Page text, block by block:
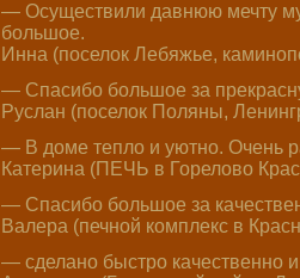
— Осуществили давнюю мечту
большое.
Инна (поселок Лебяжье,
— Спасибо большое за
Руслан (поселок Поляны,
— В доме тепло и уютно. Очень
Катерина (ПЕЧЬ в Горелово
— Спасибо большое за
Валера (печной комплекс в
— сделано быстро качественно